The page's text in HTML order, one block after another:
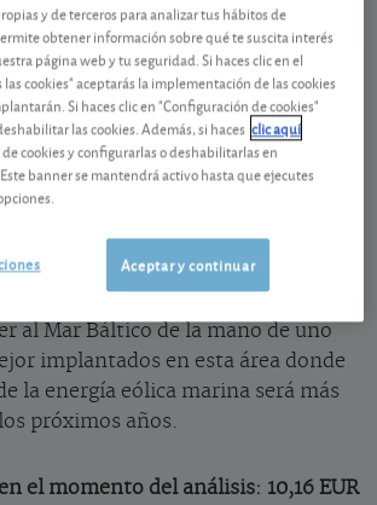
Ver detalladamente
eólico marino del Mar
que promueve la compañía
distinta fase de tramitación y
funcionamiento a partir del año
que requerirá el desarrollo de
al Mar Báltico de la mano de uno
implantados en esta área donde
la energía eólica marina será más
próximos años.
el momento del análisis: 10,16 EUR
y de terceros para analizar tus hábitos de
obtener información sobre qué te suscita interés
página web y tu seguridad. Si haces clic en el
cookies" aceptarás la implementación de las cookies
Si haces clic en "Configuración de cookies"
las cookies. Además, si haces clic aquí
cookies y configurarlas o deshabilitarlas en
banner se mantendrá activo hasta que ejecutes
Aceptar y continuar